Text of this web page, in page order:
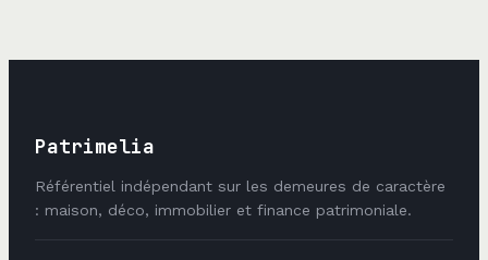
Patrimelia
Référentiel indépendant sur les demeures de caractère
: maison, déco, immobilier et finance patrimoniale.